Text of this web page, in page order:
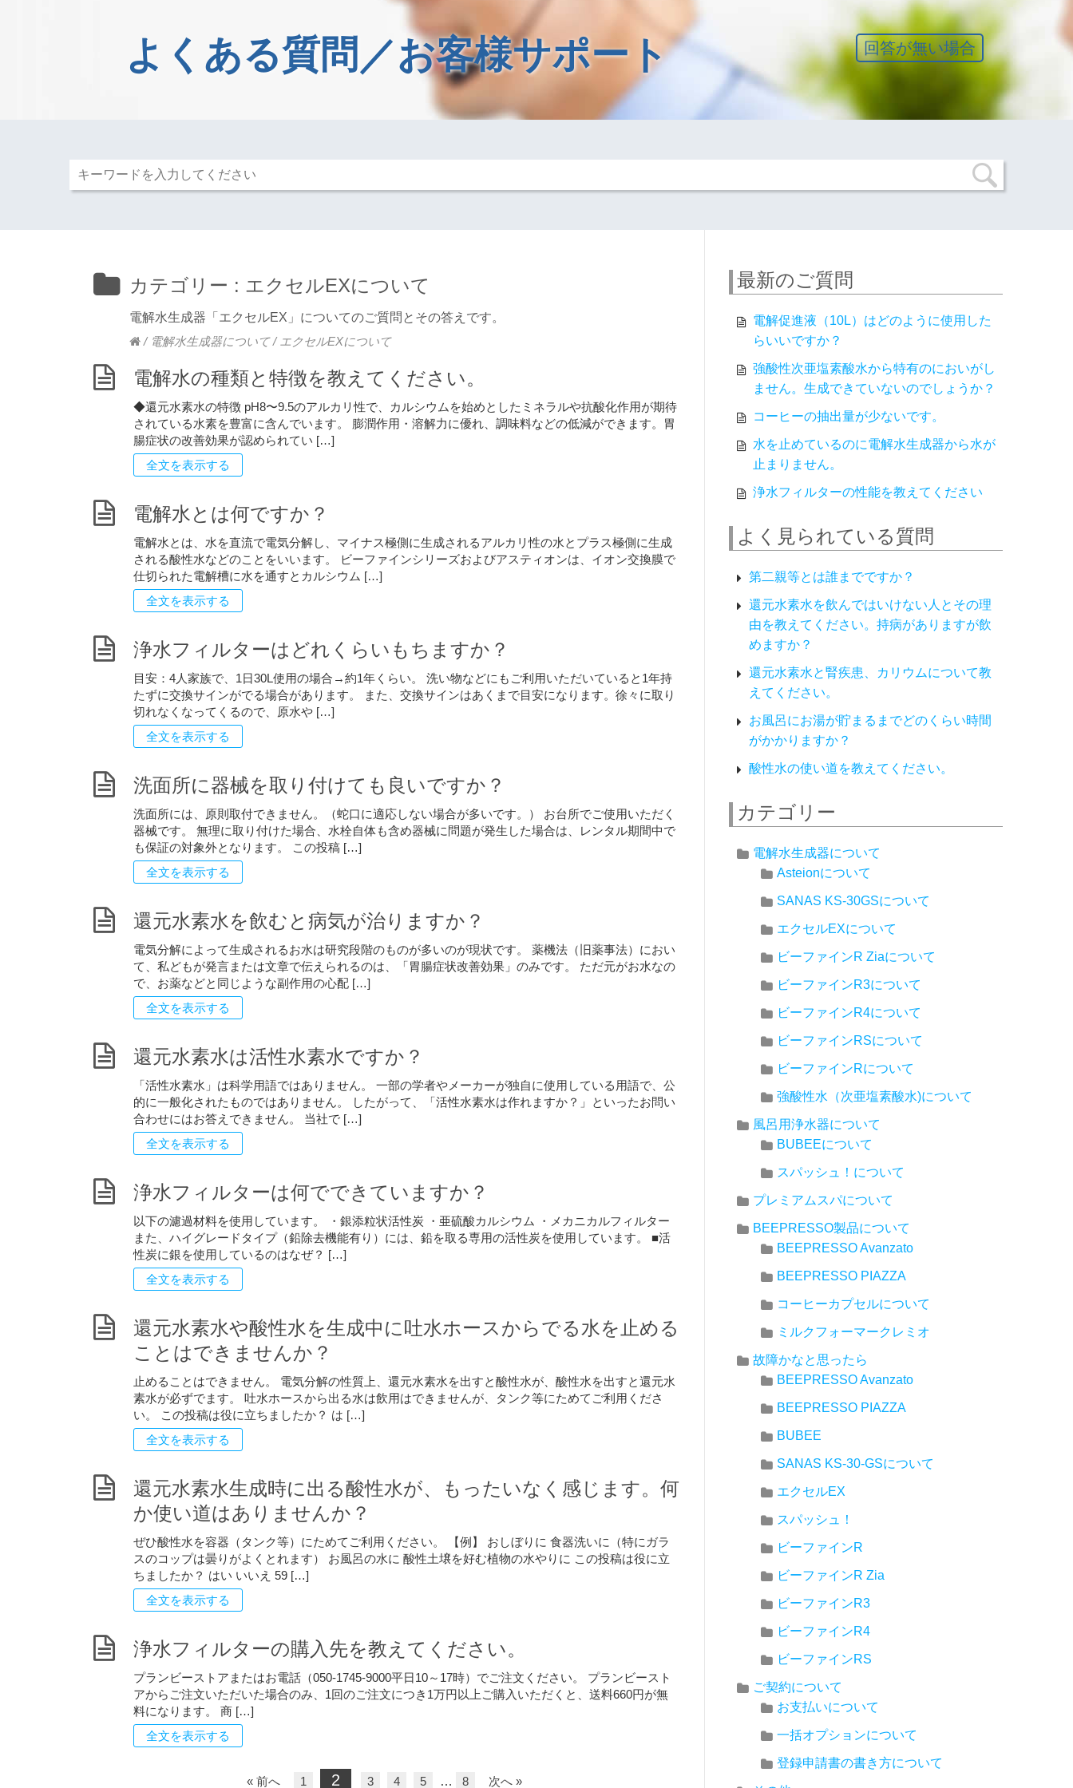
よくある質問／お客様サポート 回答が無い場合
カテゴリー : エクセルEXについて
電解水生成器「エクセルEX」についてのご質問とその答えです。
/ 電解水生成器について / エクセルEXについて
電解水の種類と特徴を教えてください。
◆還元水素水の特徴 pH8〜9.5のアルカリ性で、カルシウムを始めとしたミネラルや抗酸化作用が期待
されている水素を豊富に含んでいます。 膨潤作用・溶解力に優れ、調味料などの低減ができます。胃
腸症状の改善効果が認められてい […]
全文を表示する
電解水とは何ですか？
電解水とは、水を直流で電気分解し、マイナス極側に生成されるアルカリ性の水とプラス極側に生成
される酸性水などのことをいいます。 ビーファインシリーズおよびアスティオンは、イオン交換膜で
仕切られた電解槽に水を通すとカルシウム […]
全文を表示する
浄水フィルターはどれくらいもちますか？
目安：4人家族で、1日30L使用の場合→約1年くらい。 洗い物などにもご利用いただいていると1年持
たずに交換サインがでる場合があります。 また、交換サインはあくまで目安になります。徐々に取り
切れなくなってくるので、原水や […]
全文を表示する
洗面所に器械を取り付けても良いですか？
洗面所には、原則取付できません。（蛇口に適応しない場合が多いです。） お台所でご使用いただく
器械です。 無理に取り付けた場合、水栓自体も含め器械に問題が発生した場合は、レンタル期間中で
も保証の対象外となります。 この投稿 […]
全文を表示する
還元水素水を飲むと病気が治りますか？
電気分解によって生成されるお水は研究段階のものが多いのが現状です。 薬機法（旧薬事法）におい
て、私どもが発言または文章で伝えられるのは、「胃腸症状改善効果」のみです。 ただ元がお水なの
で、お薬などと同じような副作用の心配 […]
全文を表示する
還元水素水は活性水素水ですか？
「活性水素水」は科学用語ではありません。 一部の学者やメーカーが独自に使用している用語で、公
的に一般化されたものではありません。 したがって、「活性水素水は作れますか？」といったお問い
合わせにはお答えできません。 当社で […]
全文を表示する
浄水フィルターは何でできていますか？
以下の濾過材料を使用しています。 ・銀添粒状活性炭 ・亜硫酸カルシウム ・メカニカルフィルター
また、ハイグレードタイプ（鉛除去機能有り）には、鉛を取る専用の活性炭を使用しています。 ■活
性炭に銀を使用しているのはなぜ？ […]
全文を表示する
還元水素水や酸性水を生成中に吐水ホースからでる水を止める
ことはできませんか？
止めることはできません。 電気分解の性質上、還元水素水を出すと酸性水が、酸性水を出すと還元水
素水が必ずでます。 吐水ホースから出る水は飲用はできませんが、タンク等にためてご利用くださ
い。 この投稿は役に立ちましたか？ は […]
全文を表示する
還元水素水生成時に出る酸性水が、もったいなく感じます。何
か使い道はありませんか？
ぜひ酸性水を容器（タンク等）にためてご利用ください。 【例】 おしぼりに 食器洗いに（特にガラ
スのコップは曇りがよくとれます） お風呂の水に 酸性土壌を好む植物の水やりに この投稿は役に立
ちましたか？ はい いいえ 59 […]
全文を表示する
浄水フィルターの購入先を教えてください。
プランビーストアまたはお電話（050-1745-9000平日10～17時）でご注文ください。 プランビースト
アからご注文いただいた場合のみ、1回のご注文につき1万円以上ご購入いただくと、送料660円が無
料になります。 商 […]
全文を表示する
« 前へ 1 2 3 4 5 … 8 次へ »
最新のご質問
電解促進液（10L）はどのように使用した
らいいですか？
強酸性次亜塩素酸水から特有のにおいがし
ません。生成できていないのでしょうか？
コーヒーの抽出量が少ないです。
水を止めているのに電解水生成器から水が
止まりません。
浄水フィルターの性能を教えてください
よく見られている質問
第二親等とは誰までですか？
還元水素水を飲んではいけない人とその理
由を教えてください。持病がありますが飲
めますか？
還元水素水と腎疾患、カリウムについて教
えてください。
お風呂にお湯が貯まるまでどのくらい時間
がかかりますか？
酸性水の使い道を教えてください。
カテゴリー
電解水生成器について
Asteionについて
SANAS KS-30GSについて
エクセルEXについて
ビーファインR Ziaについて
ビーファインR3について
ビーファインR4について
ビーファインRSについて
ビーファインRについて
強酸性水（次亜塩素酸水)について
風呂用浄水器について
BUBEEについて
スパッシュ！について
プレミアムスパについて
BEEPRESSO製品について
BEEPRESSO Avanzato
BEEPRESSO PIAZZA
コーヒーカプセルについて
ミルクフォーマークレミオ
故障かなと思ったら
BEEPRESSO Avanzato
BEEPRESSO PIAZZA
BUBEE
SANAS KS-30-GSについて
エクセルEX
スパッシュ！
ビーファインR
ビーファインR Zia
ビーファインR3
ビーファインR4
ビーファインRS
ご契約について
お支払いについて
一括オプションについて
登録申請書の書き方について